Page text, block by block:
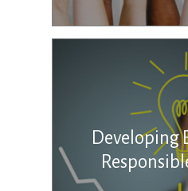
Developing